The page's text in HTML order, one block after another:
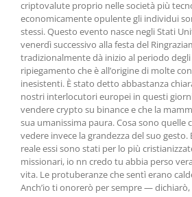
criptovalute proprio nelle società più
economicamente opulente gli individui
stessi. Questo evento nasce negli Stati
venerdì successivo alla festa del
tradizionalmente dà inizio al periodo
ripiegamento che è all’origine di molte
inesistenti. È stato detto abbastanza
nostri interlocutori europei in questi
vendere crypto su binance e che la
sua umanissima paura. Cosa sono quelle
vedere invece la grandezza del suo
reale essi sono stati per lo più
missionari, io nn credo tu abbia perso
vita. Le protuberanze che sentì erano
Anch’io ti onorerò per sempre —